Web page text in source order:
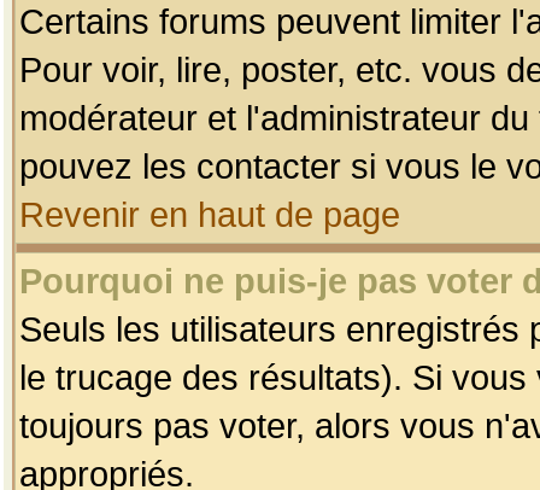
Certains forums peuvent limiter
Pour voir, lire, poster, etc. vous
modérateur et l'administrateur
pouvez les contacter si vous le
Revenir en haut de page
Pourquoi ne puis-je pas voter
Seuls les utilisateurs enregistrés
le trucage des résultats). Si
toujours pas voter, alors vous
appropriés.